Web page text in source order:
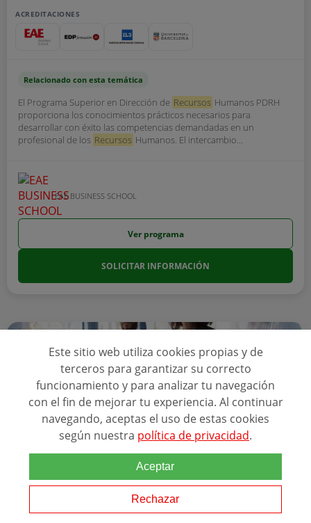
ACREDITACIONES
Relacionado con esta temática
El Programa Superior en Dirección de Recursos Humanos PDRH
proporciona los conocimientos prácticos necesarios para
desarrollar con éxito las competencias demandadas en un
profesional de los Recursos Humanos. El intercambio...
EAE BUSINESS SCHOOL
Ver programa
SOLICITAR INFORMACIÓN
Online El master tiene una ...
MÁSTER EN DIRECCIÓN DE RECURSOS
Este sitio web utiliza cookies propias y de
terceros para garantizar su correcto
funcionamiento y para analizar tu navegación
con el fin de mejorar tu experiencia. Al continuar
navegando, aceptas el uso de estas cookies
según nuestra política de privacidad.
Aceptar
Rechazar